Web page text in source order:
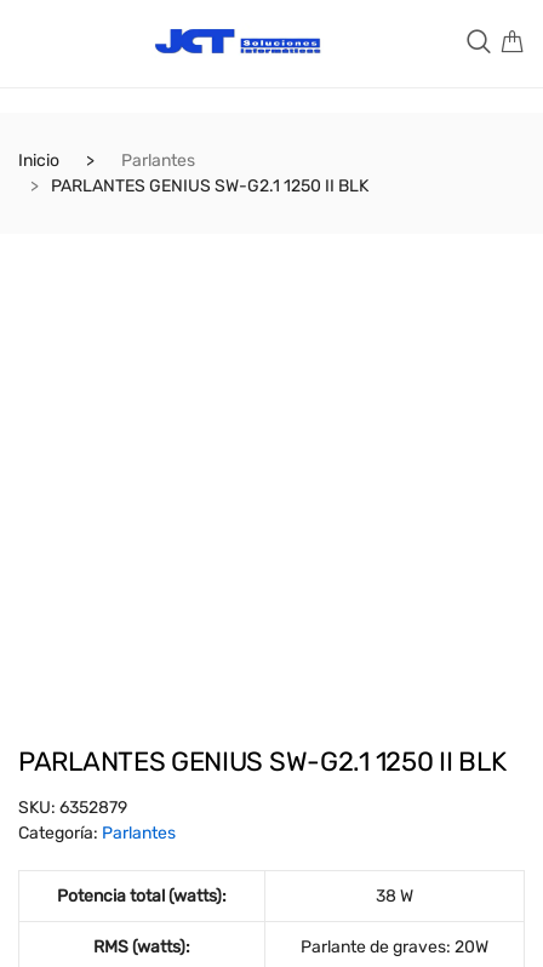
Inicio
Parlantes
PARLANTES GENIUS SW-G2.1 1250 II BLK
PARLANTES GENIUS SW-G2.1 1250 II BLK
SKU: 6352879
Categoría: Parlantes
Potencia total (watts): 38 W
RMS (watts): Parlante de graves: 20W